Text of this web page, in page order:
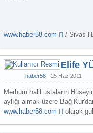
www.haber58.com / Sivas
Elife
haber58 25 Haz 2011
Merhum halil ustaların
aylığı almak üzere Bağ-
www.haber58.com
olarak